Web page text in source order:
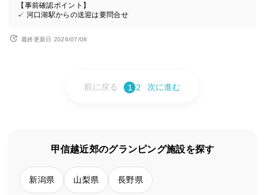
【事前確認ポイント】
✓ 河口湖駅からの送迎は要問合せ
最終更新日 2026/07/08
前に戻る 1 2 次に進む
甲信越近郊のグランピング施設を探す
新潟県 山梨県 長野県